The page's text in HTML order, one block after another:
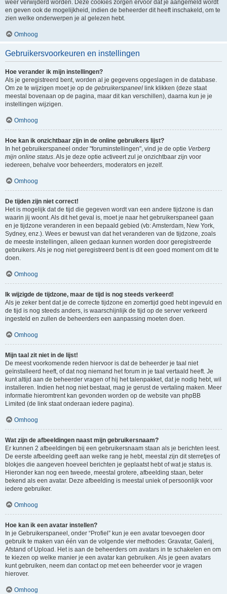
weer verwijderd worden. Deze cookies zorgen ervoor dat je aangemeld wordt
en geven ook de mogelijkheid, indien de beheerder dit heeft inschakeld, om te
zien welke onderwerpen je al gelezen hebt.
Omhoog
Gebruikersvoorkeuren en instellingen
Hoe verander ik mijn instellingen?
Als je geregistreerd bent, worden al je gegevens opgeslagen in de database.
Om ze te wijzigen moet je op de gebruikerspaneel link klikken (deze staat
meestal bovenaan op de pagina, maar dit kan verschillen), daarna kun je je
instellingen wijzigen.
Omhoog
Hoe kan ik onzichtbaar zijn in de online gebruikers lijst?
In het gebruikerspaneel onder "foruminstellingen", vind je de optie Verberg
mijn online status. Als je deze optie activeert zul je onzichtbaar zijn voor
iedereen, behalve voor beheerders, moderators en jezelf.
Omhoog
De tijden zijn niet correct!
Het is mogelijk dat de tijd die gegeven wordt van een andere tijdzone is dan
waarin jij woont. Als dit het geval is, moet je naar het gebruikerspaneel gaan
en je tijdzone veranderen in een bepaald gebied (vb: Amsterdam, New York,
Sydney, enz.). Wees er bewust van dat het veranderen van de tijdzone, zoals
de meeste instellingen, alleen gedaan kunnen worden door geregistreerde
gebruikers. Als je nog niet geregistreerd bent is dit een goed moment om dit te
doen.
Omhoog
Ik wijzigde de tijdzone, maar de tijd is nog steeds verkeerd!
Als je zeker bent dat je de correcte tijdzone en zomertijd goed hebt ingevuld en
de tijd is nog steeds anders, is waarschijnlijk de tijd op de server verkeerd
ingesteld en zullen de beheerders een aanpassing moeten doen.
Omhoog
Mijn taal zit niet in de lijst!
De meest voorkomende reden hiervoor is dat de beheerder je taal niet
geïnstalleerd heeft, of dat nog niemand het forum in je taal vertaald heeft. Je
kunt altijd aan de beheerder vragen of hij het talenpakket, dat je nodig hebt, wil
installeren. Indien het nog niet bestaat, mag je gerust de vertaling maken. Meer
informatie hieromtrent kan gevonden worden op de website van phpBB
Limited (de link staat onderaan iedere pagina).
Omhoog
Wat zijn de afbeeldingen naast mijn gebruikersnaam?
Er kunnen 2 afbeeldingen bij een gebruikersnaam staan als je berichten leest.
De eerste afbeelding geeft aan welke rang je hebt, meestal zijn dit sterretjes of
blokjes die aangeven hoeveel berichten je geplaatst hebt of wat je status is.
Hieronder kan nog een tweede, meestal grotere, afbeelding staan, beter
bekend als een avatar. Deze afbeelding is meestal uniek of persoonlijk voor
iedere gebruiker.
Omhoog
Hoe kan ik een avatar instellen?
In je Gebruikerspaneel, onder “Profiel” kun je een avatar toevoegen door
gebruik te maken van één van de volgende vier methodes: Gravatar, Galerij,
Afstand of Upload. Het is aan de beheerders om avatars in te schakelen en om
te kiezen op welke manier je een avatar kan gebruiken. Als je geen avatars
kunt gebruiken, neem dan contact op met een beheerder voor je vragen
hierover.
Omhoog